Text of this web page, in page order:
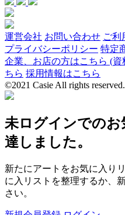
運営会社 お問い合わせ ご利
プライバシーポリシー 特定
企業、お店の方はこちら (資
ちら 採用情報はこちら
©2021 Casie All rights reserved.
未ログインでのお
達しました。
新たにアートをお気に入り
に入リストを整理するか、
さい。